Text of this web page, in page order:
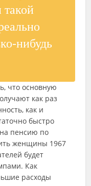
такой
нибудь
что основную
как раз
как и
быстро
на пенсию по
женщины 1967
будет
Как
расходы